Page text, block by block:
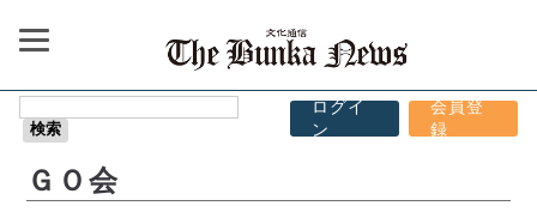
ログイ
ン
会員登
録
ＧＯ会